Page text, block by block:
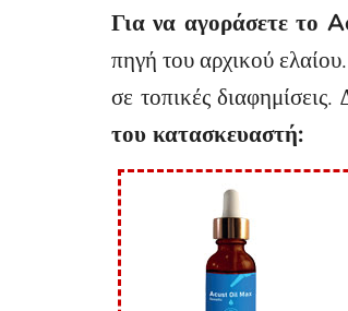
Για να αγοράσετε το
πηγή του αρχικού
σε τοπικές διαφημίσεις.
του κατασκευαστή: